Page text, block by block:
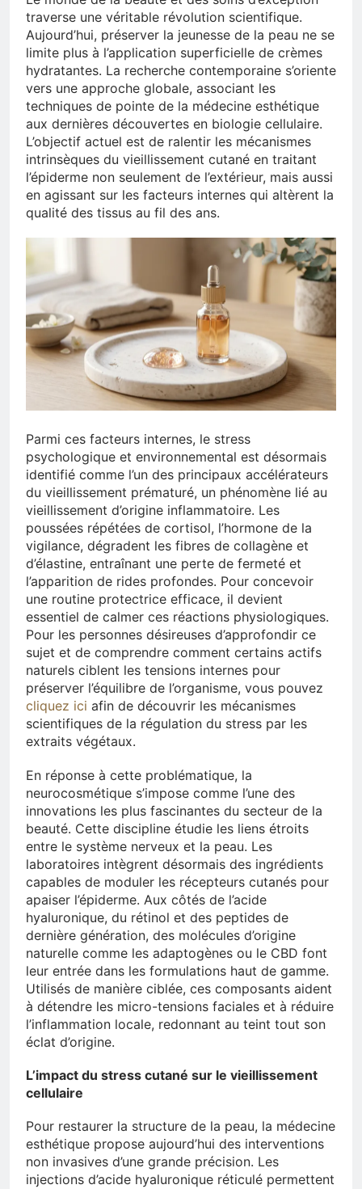
traverse une véritable révolution scientifique.
Aujourd’hui, préserver la jeunesse de la peau ne se
limite plus à l’application superficielle de crèmes
hydratantes. La recherche contemporaine s’oriente
vers une approche globale, associant les
techniques de pointe de la médecine esthétique
aux dernières découvertes en biologie cellulaire.
L’objectif actuel est de ralentir les mécanismes
intrinsèques du vieillissement cutané en traitant
l’épiderme non seulement de l’extérieur, mais aussi
en agissant sur les facteurs internes qui altèrent la
qualité des tissus au fil des ans.
Parmi ces facteurs internes, le stress
psychologique et environnemental est désormais
identifié comme l’un des principaux accélérateurs
du vieillissement prématuré, un phénomène lié au
vieillissement d’origine inflammatoire. Les
poussées répétées de cortisol, l’hormone de la
vigilance, dégradent les fibres de collagène et
d’élastine, entraînant une perte de fermeté et
l’apparition de rides profondes. Pour concevoir
une routine protectrice efficace, il devient
essentiel de calmer ces réactions physiologiques.
Pour les personnes désireuses d’approfondir ce
sujet et de comprendre comment certains actifs
naturels ciblent les tensions internes pour
préserver l’équilibre de l’organisme, vous pouvez
cliquez ici afin de découvrir les mécanismes
scientifiques de la régulation du stress par les
extraits végétaux.
En réponse à cette problématique, la
neurocosmétique s’impose comme l’une des
innovations les plus fascinantes du secteur de la
beauté. Cette discipline étudie les liens étroits
entre le système nerveux et la peau. Les
laboratoires intègrent désormais des ingrédients
capables de moduler les récepteurs cutanés pour
apaiser l’épiderme. Aux côtés de l’acide
hyaluronique, du rétinol et des peptides de
dernière génération, des molécules d’origine
naturelle comme les adaptogènes ou le CBD font
leur entrée dans les formulations haut de gamme.
Utilisés de manière ciblée, ces composants aident
à détendre les micro-tensions faciales et à réduire
l’inflammation locale, redonnant au teint tout son
éclat d’origine.
L’impact du stress cutané sur le vieillissement
cellulaire
Pour restaurer la structure de la peau, la médecine
esthétique propose aujourd’hui des interventions
non invasives d’une grande précision. Les
injections d’acide hyaluronique réticulé permettent